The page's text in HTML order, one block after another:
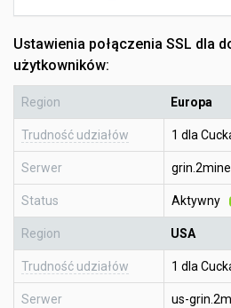
Ustawienia połączenia SSL dla
użytkowników:
Region Europa
Trudność udziałów 1 dla
Serwer
Status Aktywny
Region USA
Trudność udziałów 1 dla
Serwer us-